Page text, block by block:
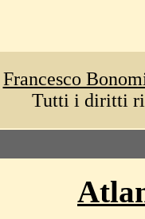
Francesco
Tutti i diritti